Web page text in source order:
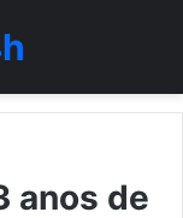
anos de